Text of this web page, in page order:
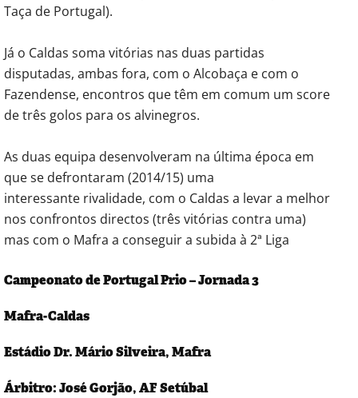
Taça de Portugal).
Já o Caldas soma vitórias nas duas partidas
disputadas, ambas fora, com o Alcobaça e com o
Fazendense, encontros que têm em comum um score
de três golos para os alvinegros.
As duas equipa desenvolveram na última época em
que se defrontaram (2014/15) uma
interessante rivalidade, com o Caldas a levar a melhor
nos confrontos directos (três vitórias contra uma)
mas com o Mafra a conseguir a subida à 2ª Liga
Campeonato de Portugal Prio – Jornada 3
Mafra-Caldas
Estádio Dr. Mário Silveira, Mafra
Árbitro: José Gorjão, AF Setúbal